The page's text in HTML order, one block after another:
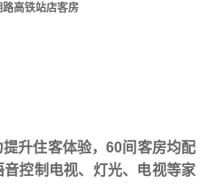
高铁站店客房
升住客体验，60间客房均配
控制电视、灯光、电视等家